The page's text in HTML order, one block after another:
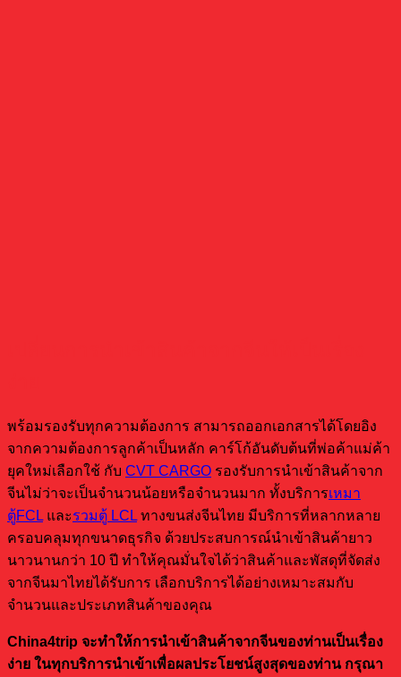
พร้อมรองรับทุกความต้องการ สามารถออกเอกสารได้โดยอิง
จากความต้องการลูกค้าเป็นหลัก คาร์โก้อันดับต้นที่พ่อค้าแม่ค้า
ยุคใหม่เลือกใช้ กับ CVT CARGO รองรับการนำเข้าสินค้าจาก
จีนไม่ว่าจะเป็นจำนวนน้อยหรือจำนวนมาก ทั้งบริการเหมา
ตู้FCL และรวมตู้ LCL ทางขนส่งจีนไทย มีบริการที่หลากหลาย
ครอบคลุมทุกขนาดธุรกิจ ด้วยประสบการณ์นำเข้าสินค้ายาว
นาวนานกว่า 10 ปี ทำให้คุณมั่นใจได้ว่าสินค้าและพัสดุที่จัดส่ง
จากจีนมาไทยได้รับการ เลือกบริการได้อย่างเหมาะสมกับ
จำนวนและประเภทสินค้าของคุณ
China4trip จะทำให้การนำเข้าสินค้าจากจีนของท่านเป็นเรื่อง
ง่าย ในทุกบริการนำเข้าเพื่อผลประโยชน์สูงสุดของท่าน กรุณา